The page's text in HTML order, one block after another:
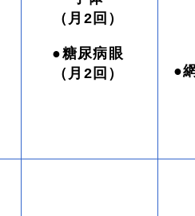
（月2回）
●糖尿病眼
（月2回）
●